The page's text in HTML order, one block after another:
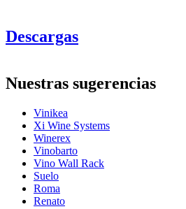
Número de producto
EntregaDesensamblado
Acabado
ModularSí
Botellas
Número de botellas (Burdeos, máx)
Tipo de botella
Descargas
Nuestras sugerencias
Vinikea
Xi Wine Systems
Winerex
Vinobarto
Vino Wall Rack
Suelo
Roma
Renato